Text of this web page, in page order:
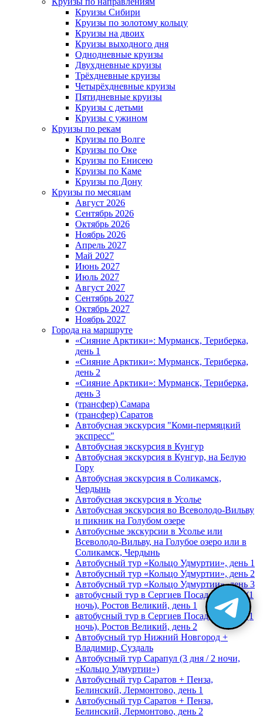
Круизы Сибири
Круизы по золотому кольцу
Круизы на двоих
Круизы выходного дня
Однодневные круизы
Двухдневные круизы
Трёхдневные круизы
Четырёхдневные круизы
Пятидневные круизы
Круизы с детьми
Круизы с ужином
Круизы по рекам
Круизы по Волге
Круизы по Оке
Круизы по Енисею
Круизы по Каме
Круизы по Дону
Круизы по месяцам
Август 2026
Сентябрь 2026
Октябрь 2026
Ноябрь 2026
Апрель 2027
Май 2027
Июнь 2027
Июль 2027
Август 2027
Сентябрь 2027
Октябрь 2027
Ноябрь 2027
Города на маршруте
«Сияние Арктики»: Мурманск, Териберка,
день 1
«Сияние Арктики»: Мурманск, Териберка,
день 2
«Сияние Арктики»: Мурманск, Териберка,
день 3
(трансфер) Самара
(трансфер) Саратов
Автобусная экскурсия "Коми-пермяцкий
экспресс"
Автобусная экскурсия в Кунгур
Автобусная экскурсия в Кунгур, на Белую
Гору
Автобусная экскурсия в Соликамск,
Чердынь
Автобусная экскурсия в Усолье
Автобусная экскурсия во Всеволодо-Вильву
и пикник на Голубом озере
Автобусные экскурсии в Усолье или
Всеволодо-Вильву, на Голубое озеро или в
Соликамск, Чердынь
Автобусный тур «Кольцо Удмуртии», день 1
Автобусный тур «Кольцо Удмуртии», день 2
Автобусный тур «Кольцо Удмуртии», день 3
автобусный тур в Сергиев Посад, Москву (1
ночь), Ростов Великий, день 1
автобусный тур в Сергиев Посад, Москву (1
ночь), Ростов Великий, день 2
Автобусный тур Нижний Новгород +
Владимир, Суздаль
Автобусный тур Сарапул (3 дня / 2 ночи,
«Кольцо Удмуртии»)
Автобусный тур Саратов + Пенза,
Белинский, Лермонтово, день 1
Автобусный тур Саратов + Пенза,
Белинский, Лермонтово, день 2